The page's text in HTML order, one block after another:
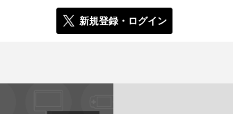
新規登録・ログイン